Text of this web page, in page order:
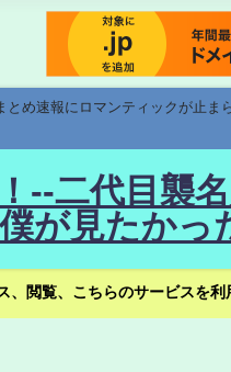
め速報にロマンティックが止
--二代目襲
が見たかっ
、閲覧、こちらのサービスを